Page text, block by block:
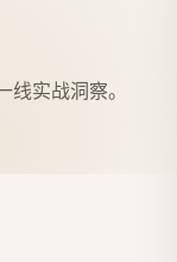
实战洞察。